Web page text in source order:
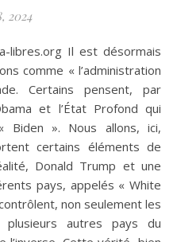
2024
comme « l’administration
Certains pensent, par
et l’État Profond qui
Biden ». Nous allons, ici,
certains éléments de
Donald Trump et une
pays, appelés « White
non seulement les
plusieurs autres pays du